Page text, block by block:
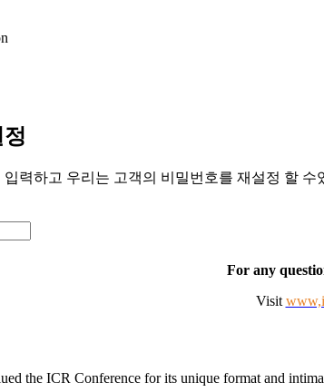
력하고 우리는 고객의 비밀번호를 재설정 할 수
For any
Visit
the ICR Conference for its unique format and